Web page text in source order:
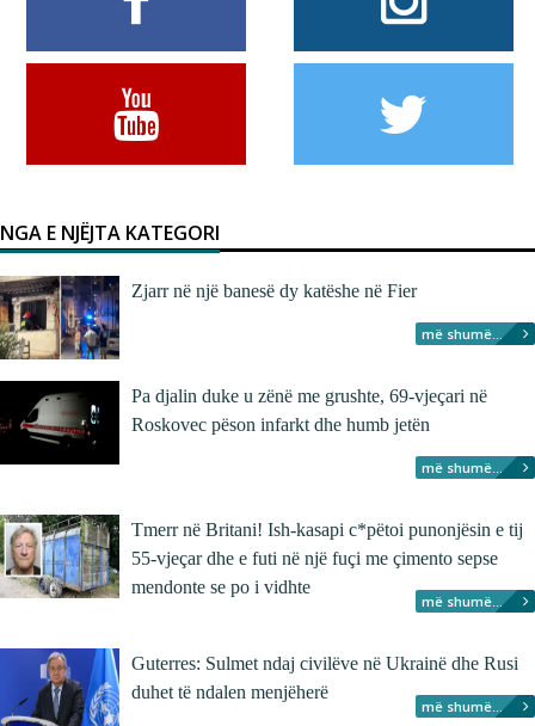
NGA E NJËJTA KATEGORI
Zjarr në një banesë dy katëshe në Fier
më shumë...
Pa djalin duke u zënë me grushte, 69-vjeçari në
Roskovec pëson infarkt dhe humb jetën
më shumë...
Tmerr në Britani! Ish-kasapi c*pëtoi punonjësin e tij
55-vjeçar dhe e futi në një fuçi me çimento sepse
mendonte se po i vidhte
më shumë...
Guterres: Sulmet ndaj civilëve në Ukrainë dhe Rusi
duhet të ndalen menjëherë
më shumë...